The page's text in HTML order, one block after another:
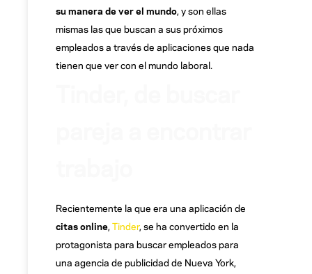
su manera de ver el mundo, y son ellas
mismas las que buscan a sus próximos
empleados a través de aplicaciones que nada
tienen que ver con el mundo laboral.
Recientemente la que era una aplicación de
citas online,Tinder, se ha convertido en la
protagonista para buscar empleados para
una agencia de publicidad de Nueva York,